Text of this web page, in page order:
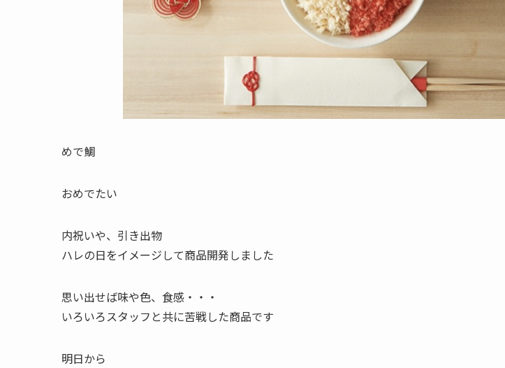
めで鯛
おめでたい
内祝いや、引き出物
ハレの日をイメージして商品開発しました
思い出せば味や色、食感・・・
いろいろスタッフと共に苦戦した商品です
明日から